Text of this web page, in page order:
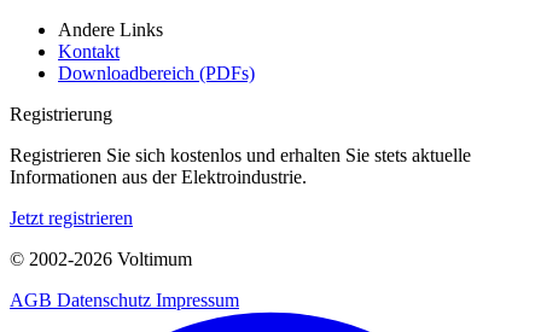
Andere Links
Kontakt
Downloadbereich (PDFs)
Registrierung
Registrieren Sie sich kostenlos und erhalten Sie stets aktuelle
Informationen aus der Elektroindustrie.
Jetzt registrieren
© 2002-2026 Voltimum
AGB Datenschutz Impressum